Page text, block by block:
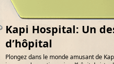
Kapi Hospital: Un
d’hôpital
Plongez dans le monde amusant de